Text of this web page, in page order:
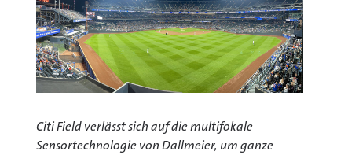
Citi Field verlässt sich auf die multifokale
Sensortechnologie von Dallmeier, um ganze